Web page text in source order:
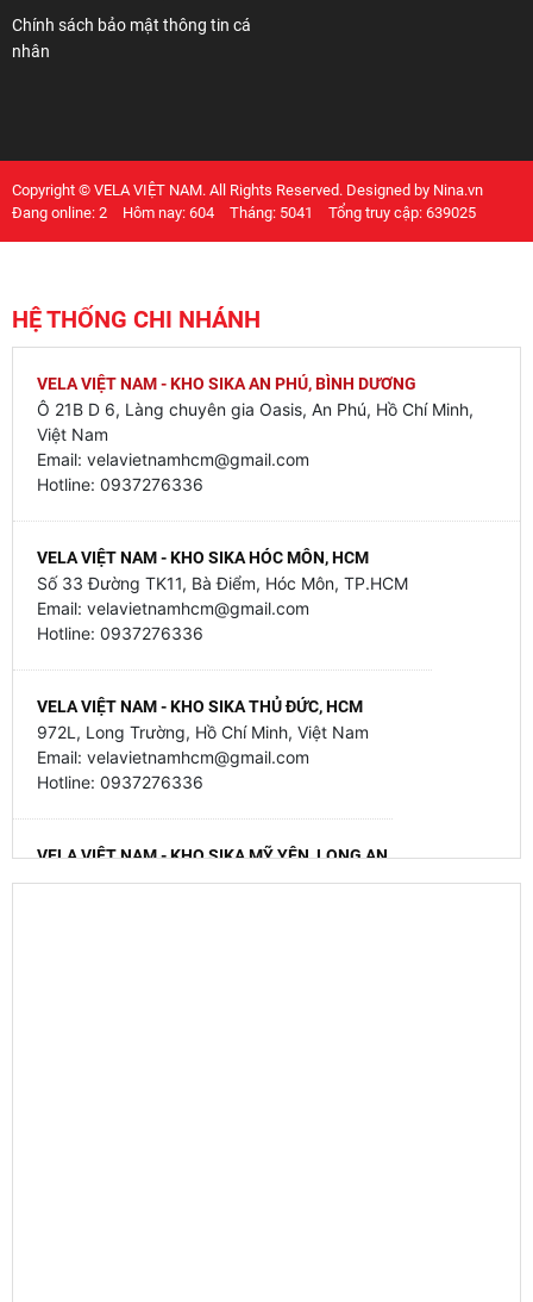
Chính sách bảo mật thông tin cá
nhân
Copyright © VELA VIỆT NAM. All Rights Reserved. Designed by Nina.vn
Đang online: 2
Hôm nay: 604 Tháng: 5041 Tổng truy cập: 639025
HỆ THỐNG CHI NHÁNH
VELA VIỆT NAM - KHO SIKA AN PHÚ, BÌNH DƯƠNG
Ô 21B D 6, Làng chuyên gia Oasis, An Phú, Hồ Chí Minh,
Việt Nam
Email: velavietnamhcm@gmail.com
Hotline: 0937276336
VELA VIỆT NAM - KHO SIKA HÓC MÔN, HCM
Số 33 Đường TK11, Bà Điểm, Hóc Môn, TP.HCM
Email: velavietnamhcm@gmail.com
Hotline: 0937276336
VELA VIỆT NAM - KHO SIKA THỦ ĐỨC, HCM
972L, Long Trường, Hồ Chí Minh, Việt Nam
Email: velavietnamhcm@gmail.com
Hotline: 0937276336
VELA VIỆT NAM - KHO SIKA MỸ YÊN, LONG AN
79 Mỹ Yên - Tân Bửu, Mỹ Yên, Tây Ninh, Việt Nam